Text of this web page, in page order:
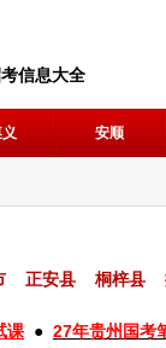
信息大全
安顺
正安县 桐梓县
课● 27年贵州国考